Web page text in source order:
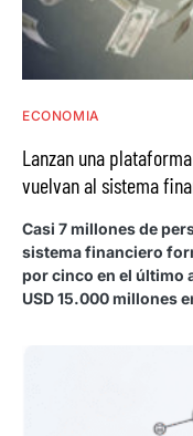
ECONOMIA
Lanzan una
vuelvan al sistema
Casi 7 millones de
sistema financiero
por cinco en el último
USD 15.000 millones